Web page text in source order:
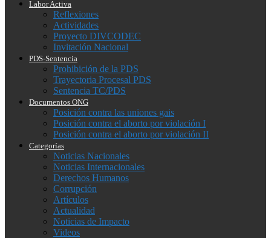
Labor Activa
Reflexiones
Actividades
Proyecto DIVCODEC
Invitación Nacional
PDS-Sentencia
Prohibición de la PDS
Trayectoria Procesal PDS
Sentencia TC/PDS
Documentos ONG
Posición contra las uniones gais
Posición contra el aborto por violación I
Posición contra el aborto por violación II
Categorías
Noticias Nacionales
Noticias Internacionales
Derechos Humanos
Corrupción
Artículos
Actualidad
Noticias de Impacto
Videos